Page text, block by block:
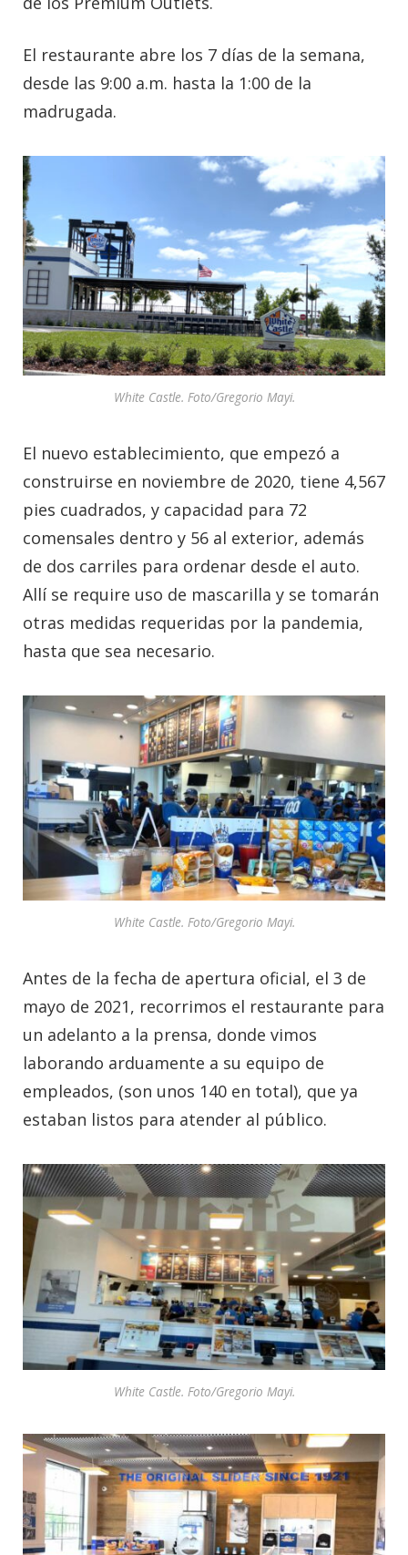
El restaurante abre los 7 días de la semana,
desde las 9:00 a.m. hasta la 1:00 de la
madrugada.
White Castle. Foto/Gregorio Mayi.
El nuevo establecimiento, que empezó a
construirse en noviembre de 2020, tiene 4,567
pies cuadrados, y capacidad para 72
comensales dentro y 56 al exterior, además
de dos carriles para ordenar desde el auto.
Allí se require uso de mascarilla y se tomarán
otras medidas requeridas por la pandemia,
hasta que sea necesario.
White Castle. Foto/Gregorio Mayi.
Antes de la fecha de apertura oficial, el 3 de
mayo de 2021, recorrimos el restaurante para
un adelanto a la prensa, donde vimos
laborando arduamente a su equipo de
empleados, (son unos 140 en total), que ya
estaban listos para atender al público.
White Castle. Foto/Gregorio Mayi.